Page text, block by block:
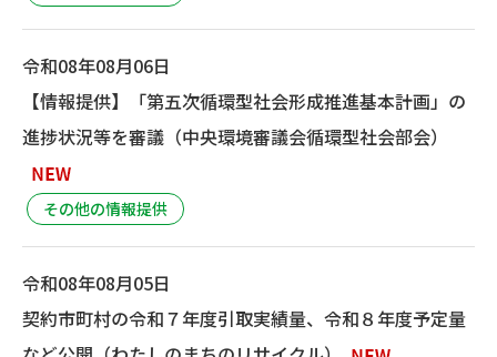
令和08年08月06日
【情報提供】「第五次循環型社会形成推進基本計画」の
進捗状況等を審議（中央環境審議会循環型社会部会）
その他の情報提供
令和08年08月05日
契約市町村の令和７年度引取実績量、令和８年度予定量